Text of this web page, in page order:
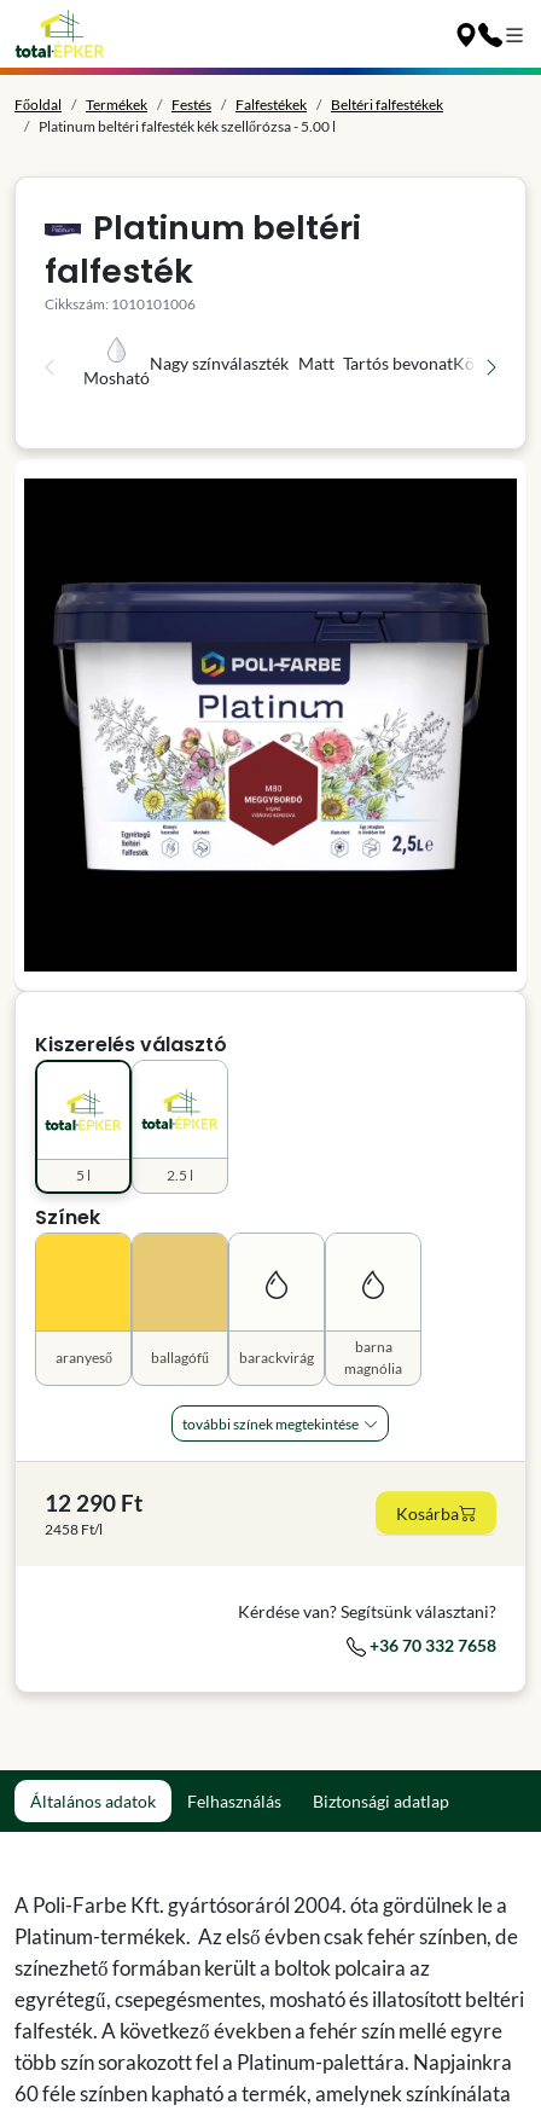
Főoldal Termékek Festés Falfestékek
Beltéri falfestékek
Platinum beltéri falfesték kék szellőrózsa - 5.00 l
Platinum beltéri
falfesték
Cikkszám: 1010101006
Mosható
Nagy színválaszték Matt Tartós bevonatKönnyű
Kiszerelés választó
2.5 l
5 l
Színek
aranyeső ballagófű barackvirág
barna
magnólia
további színek megtekintése
12 290 Ft
2458 Ft/l
Kosárba
Kérdése van? Segítsünk választani?
+36 70 332 7658
Általános adatok Felhasználás Biztonsági adatlap
A Poli-Farbe Kft. gyártósoráról 2004. óta gördülnek le a
Platinum-termékek. Az első évben csak fehér színben, de
színezhető formában került a boltok polcaira az
egyrétegű, csepegésmentes, mosható és illatosított beltéri
falfesték. A következő években a fehér szín mellé egyre
több szín sorakozott fel a Platinum-palettára. Napjainkra
60 féle színben kapható a termék, amelynek színkínálata